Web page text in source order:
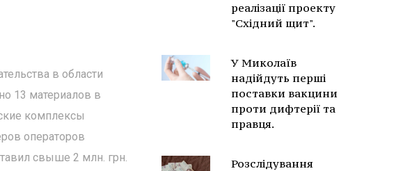
в области
13 материалов в
комплексы
операторов
свыше 2 млн. грн.
реалізації проекту
"Східний щит".
У Миколаїв
надійдуть перші
поставки вакцини
проти дифтерії та
правця.
Розслідування